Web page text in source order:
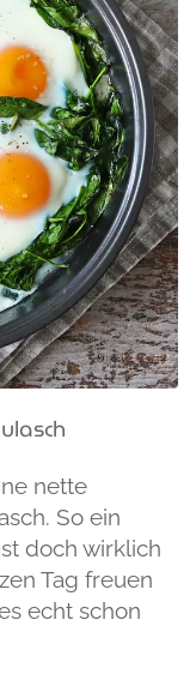
nette
So ein
doch wirklich
Tag freuen
echt schon